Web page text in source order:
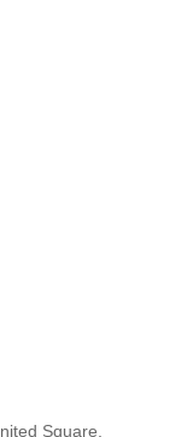
Square,